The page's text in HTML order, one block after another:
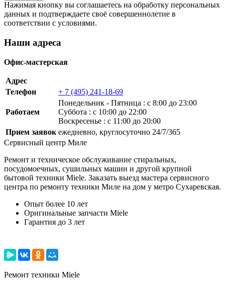
Нажимая кнопку вы соглашаетесь на обработку персональных
данных и подтверждаете своё совершеннолетие в
соответствии с условиями.
Наши адреса
Офис-мастерская
Адрес
Телефон
+ 7 (495) 241-18-69
Работаем
Понедельник ‐ Пятница : с 8:00 до 23:00
Суббота : с 10:00 до 22:00
Воскресенье : с 11:00 до 20:00
Прием заявок ежедневно, круглосуточно 24/7/365
Сервисный центр Миле
Ремонт и техническое обслуживание стиральных,
посудомоечных, сушильных машин и другой крупной
бытовой техники Miele. Заказать выезд мастера сервисного
центра по ремонту техники Миле на дом у метро Сухаревская.
Опыт более 10 лет
Оригинальные запчасти Miele
Гарантия до 3 лет
Ремонт техники Miele